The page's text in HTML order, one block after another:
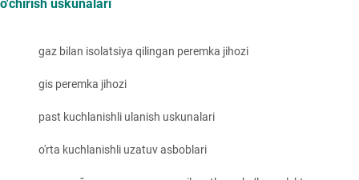
o'chirish uskunalari
gaz bilan isolatsiya qilingan peremka jihozi
gis peremka jihozi
past kuchlanishli ulanish uskunalari
o'rta kuchlanishli uzatuv asboblari